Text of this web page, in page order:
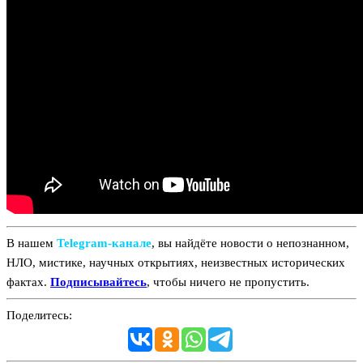
В нашем Telegram‑канале, вы найдёте новости о непознанном,
НЛО, мистике, научных открытиях, неизвестных исторических
фактах. Подписывайтесь, чтобы ничего не пропустить.
Поделитесь: